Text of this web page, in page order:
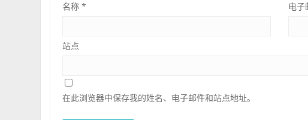
名称* 电子
站点
在此浏览器中保存我的姓名、电子邮件和站点地址。